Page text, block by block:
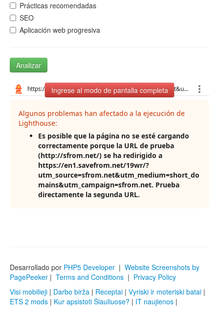
Prácticas recomendadas
SEO
Aplicación web progresiva
Analizar
Ingrese al modo de pantalla completa
Desarrollado por PHP5 Developer | Website Screenshots by
PagePeeker | Terms and Conditions | Privacy Policy
Visi mobilieji | Darbo birža | Receptai | Vyriski ir moteriski batai |
ETS 2 mods | Kur apsistoti Šiauliuose? | IT naujienos |